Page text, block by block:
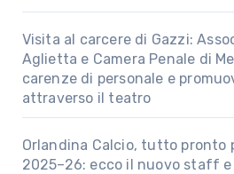
Visita al carcere di Gazzi:
Aglietta e Camera Penale di
carenze di personale e
attraverso il teatro
Orlandina Calcio, tutto pronto
2025–26: ecco il nuovo staff e